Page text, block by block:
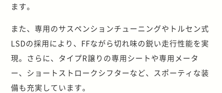
ます。
また、専用のサスペンションチューニングやトルセン式
LSDの採用により、FFながら切れ味の鋭い走行性能を実
現。さらに、タイプR譲りの専用シートや専用メータ
ー、ショートストロークシフターなど、スポーティな装
備も充実しています。